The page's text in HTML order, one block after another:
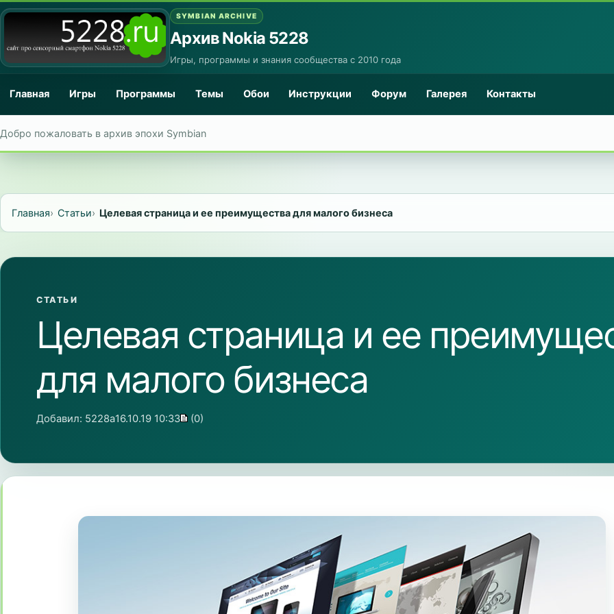
SYMBIAN ARCHIVE
Архив Nokia 5228
Игры, программы и знания сообщества с 2010 года
Главная Игры Программы Темы Обои Инструкции Форум Галерея Контакты
Добро пожаловать в архив эпохи Symbian
Главная Статьи Целевая страница и ее преимущества для малого бизнеса
СТАТЬИ
Целевая страница и ее
для малого бизнеса
Добавил: 5228a16.10.19 10:33 (0)